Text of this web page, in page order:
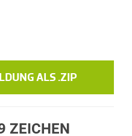
ALS .ZIP
ZEICHEN